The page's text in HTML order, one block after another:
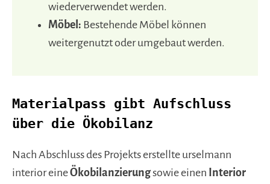
wiederverwendet werden.
Möbel: Bestehende Möbel können
weitergenutzt oder umgebaut werden.
Materialpass gibt Aufschluss
über die Ökobilanz
Nach Abschluss des Projekts erstellte urselmann
interior eineÖkobilanzierungsowie einen Interior